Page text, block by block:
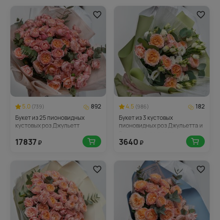
5.0 (739)
892
Букет из 25 пионовидных
кустовых роз Джульетт
17837 ₽
4.5 (986)
182
Букет из 3 кустовых
пионовидных роз Джульетта и
3640 ₽